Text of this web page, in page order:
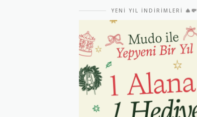
YENI YIL İNDIRIMLERI 🎄💸